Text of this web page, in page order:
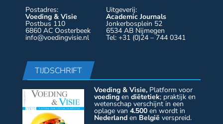
Postadres:
Voeding & Visie
Postbus 110
6860 AC Oosterbeek
info@voedingvisie.nl
Uitgeverij:
Academic Journals
Jonkerbosplein 52
6534 AB Nijmegen
Tel: +31 (0)24 – 744 0341
TIJDSCHRIFT
Voeding & Visie, Platform voor
voeding en diëtetiek; praktijk en
wetenschap verschijnt in een
oplage van4.500 en wordt in
Nederland en België verspreid.